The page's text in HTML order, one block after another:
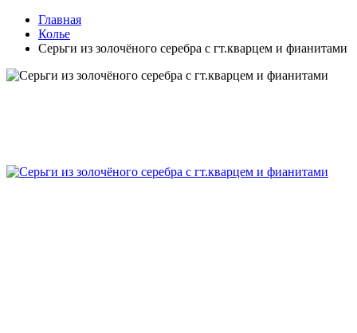
Главная
Колье
Серьги из золочёного серебра с гт.кварцем и фианитами